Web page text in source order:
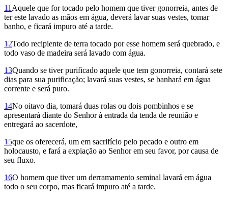
11 Aquele que for tocado pelo homem que tiver gonorreia, antes de
ter este lavado as mãos em água, deverá lavar suas vestes, tomar
banho, e ficará impuro até a tarde.
12Todo recipiente de terra tocado por esse homem será quebrado, e
todo vaso de madeira será lavado com água.
13Quando se tiver purificado aquele que tem gonor­reia, contará sete
dias para sua purificação; lavará suas vestes, se banhará em água
corrente e será puro.
14No oitavo dia, tomará duas rolas ou dois pombinhos e se
apresentará diante do Senhor à entrada da tenda de reunião e
entregará ao sacerdote,
15que os oferecerá, um em sacrifício pelo pecado e outro em
holocausto, e fará a expiação ao Senhor em seu favor, por causa de
seu fluxo.
16O homem que tiver um derramamento seminal lavará em água
todo o seu corpo, mas ficará impuro até a tarde.